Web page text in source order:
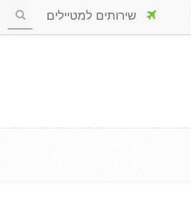
שירותים למטיילים